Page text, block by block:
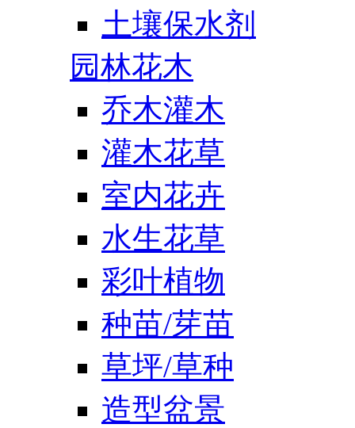
土壤保水剂
园林花木
乔木灌木
灌木花草
室内花卉
水生花草
彩叶植物
种苗/芽苗
草坪/草种
造型盆景